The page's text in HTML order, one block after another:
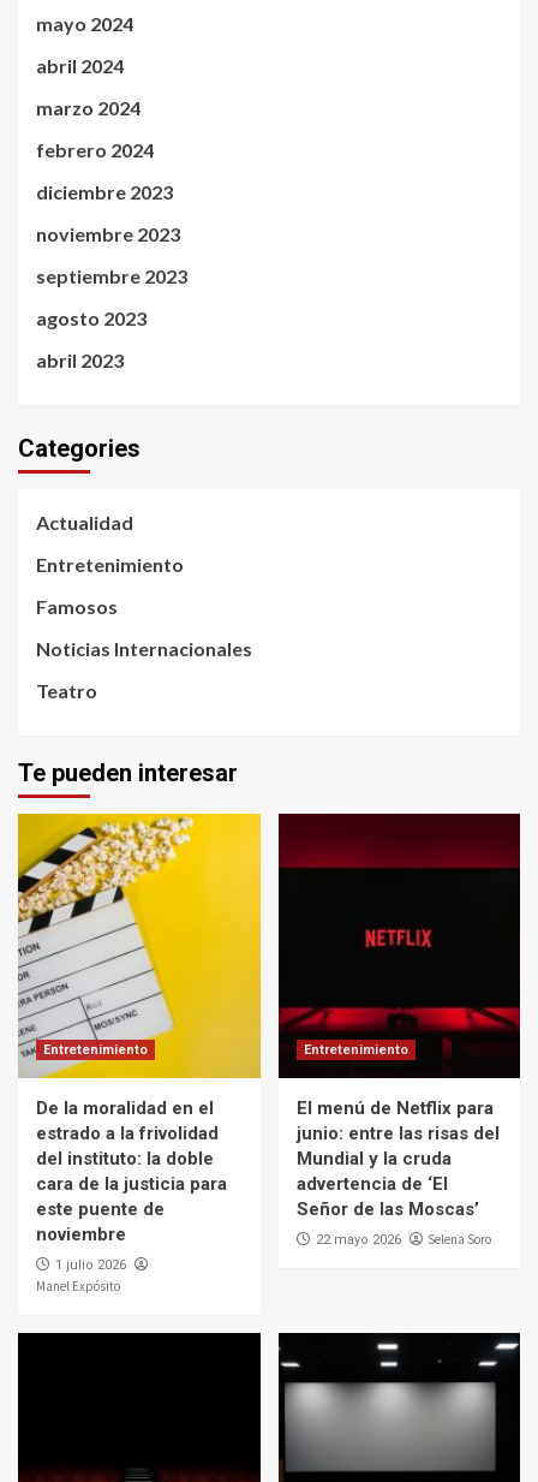
mayo 2024
abril 2024
marzo 2024
febrero 2024
diciembre 2023
noviembre 2023
septiembre 2023
agosto 2023
abril 2023
Categories
Actualidad
Entretenimiento
Famosos
Noticias Internacionales
Teatro
Te pueden interesar
Entretenimiento
De la moralidad en el
estrado a la frivolidad
del instituto: la doble
cara de la justicia para
este puente de
noviembre
1 julio 2026
Manel Expósito
Entretenimiento
El menú de Netflix para
junio: entre las risas del
Mundial y la cruda
advertencia de ‘El
Señor de las Moscas’
22 mayo 2026 Selena Soro